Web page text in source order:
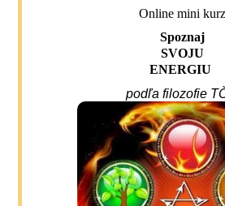
Online mini kurz
Spoznaj
SVOJU
ENERGIU
podľa filozofie